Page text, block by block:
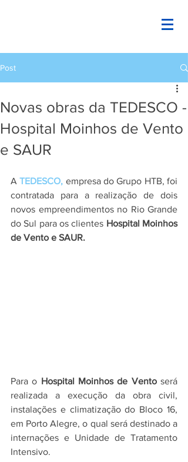
Post
Novas obras da TEDESCO -
Hospital Moinhos de Vento
e SAUR
A TEDESCO, empresa do Grupo HTB, foi
contratada para a realização de dois
novos empreendimentos no Rio Grande
do Sul para os clientes Hospital Moinhos
de Vento e SAUR.
Para o Hospital Moinhos de Vento será
realizada a execução da obra civil,
instalações e climatização do Bloco 16,
em Porto Alegre, o qual será destinado a
internações e Unidade de Tratamento
Intensivo.